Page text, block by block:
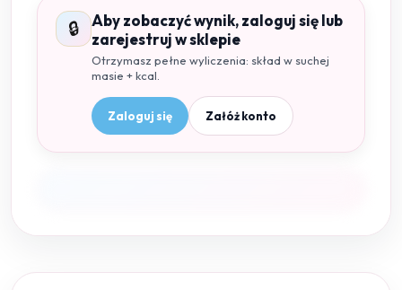
🔒
Aby zobaczyć wynik, zaloguj się lub
zarejestruj w sklepie
Otrzymasz pełne wyliczenia: skład w suchej
masie + kcal.
Zaloguj się Załóż konto